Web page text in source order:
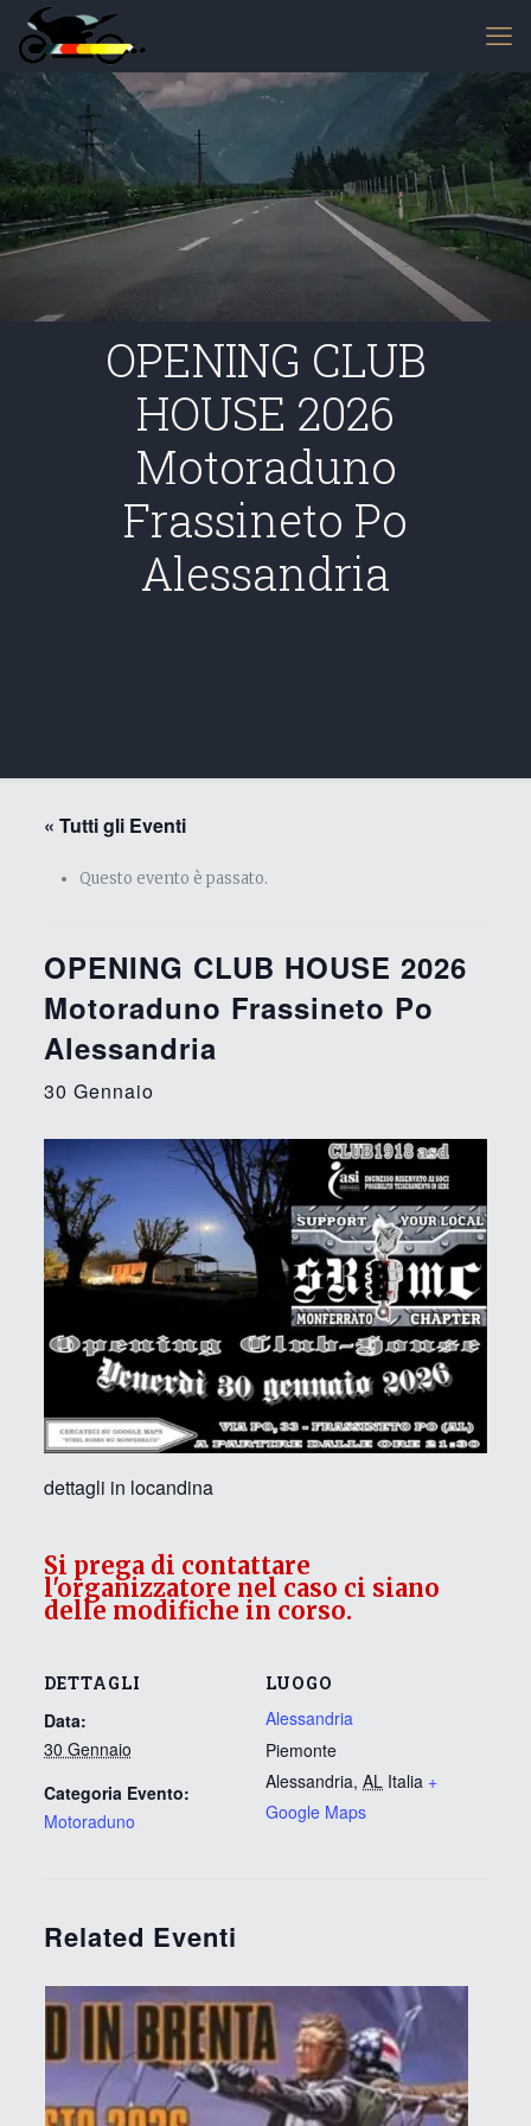
OPENING CLUB
HOUSE 2026
Motoraduno
Frassineto Po
Alessandria
« Tutti gli Eventi
Questo evento è passato.
OPENING CLUB HOUSE 2026
Motoraduno Frassineto Po
Alessandria
30 Gennaio
dettagli in locandina
DETTAGLI
Data:
30 Gennaio
Categoria Evento:
Motoraduno
LUOGO
Alessandria
Piemonte
Alessandria, AL Italia +
Google Maps
Related Eventi
Si prega di contattare
l'organizzatore nel caso ci siano
delle modifiche in corso.